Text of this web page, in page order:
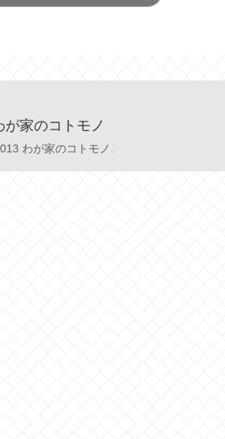
が家のコトモノ
わが家のコトモノ.